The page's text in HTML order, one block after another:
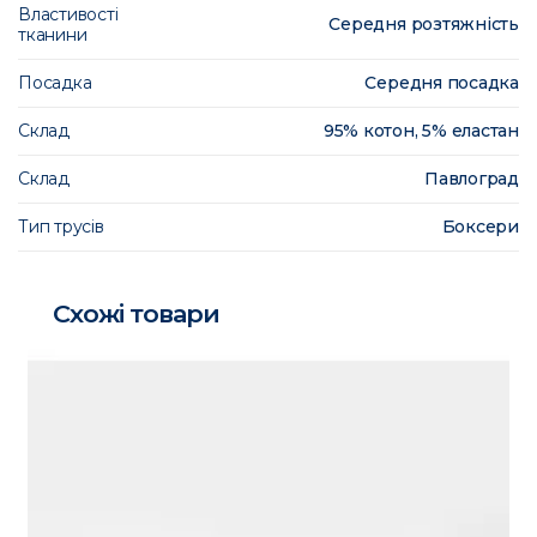
Властивості
тканини
Середня розтяжність
Посадка Середня посадка
Склад 95% котон, 5% еластан
Склад Павлоград
Тип трусів Боксери
Схожі товари